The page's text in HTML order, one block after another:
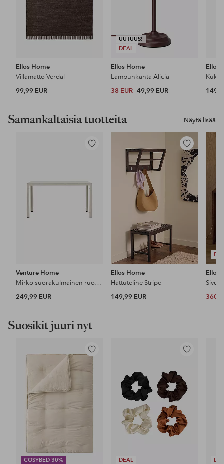
Ellos Home
Villamatto Verdal
99,99 EUR
UUTUUS!
DEAL
Ellos Home
Lampunkanta Alicia
38 EUR 49,99 EUR
Ellos
Näytä lisää
Samankaltaisia tuotteita
Lisää
Venture Home
Mirko suorakulmainen ruokapöytä
249,99 EUR
Lisää
suosikkeihin
Ellos Home
Hattuteline Stripe
149,99 EUR
Ellos
360
Suosikit juuri nyt
COSYBED 30%
Lisää
DEAL
Lisää